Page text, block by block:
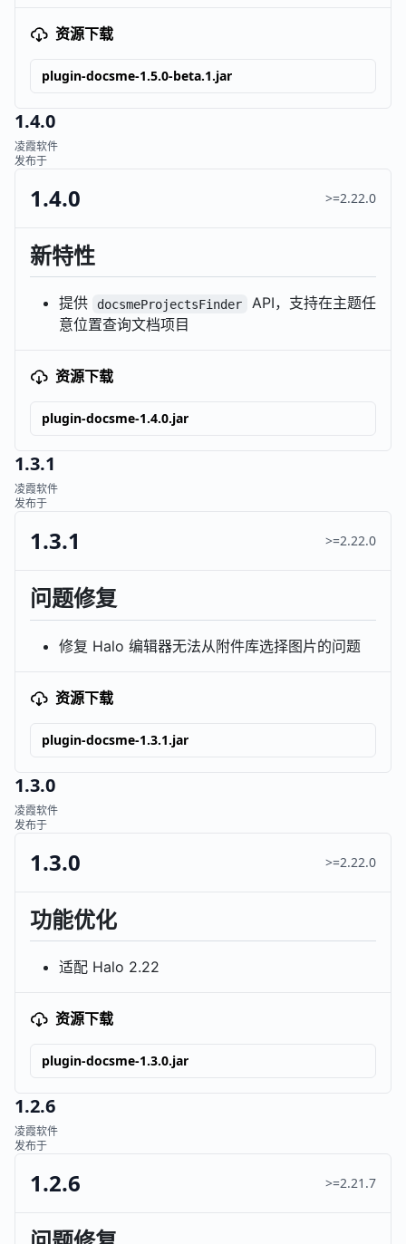
资源下载
plugin-docsme-1.5.0-beta.1.jar
1.4.0
凌霞软件
发布于
1.4.0 >=2.22.0
新特性
提供 docsmeProjectsFinder
API，支持在主题任
意位置查询文档项目
资源下载
plugin-docsme-1.4.0.jar
1.3.1
凌霞软件
发布于
1.3.1 >=2.22.0
问题修复
修复 Halo 编辑器无法从附件库选择图片的问题
资源下载
plugin-docsme-1.3.1.jar
1.3.0
凌霞软件
发布于
1.3.0 >=2.22.0
功能优化
适配 Halo 2.22
资源下载
plugin-docsme-1.3.0.jar
1.2.6
凌霞软件
发布于
1.2.6 >=2.21.7